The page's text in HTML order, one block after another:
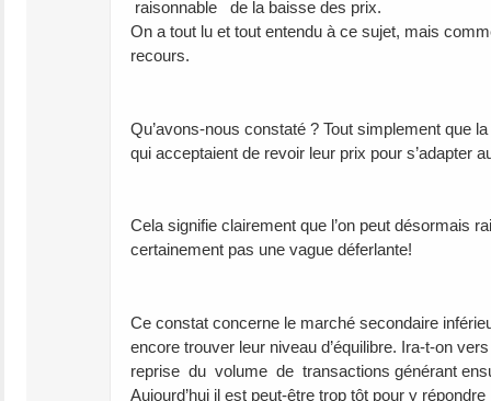
raisonnable de la baisse des prix.
On a tout lu et tout entendu à ce sujet, mais
recours.
Qu’avons-nous constaté ? Tout simplement que
qui acceptaient de revoir leur prix pour s’adapter
Cela signifie clairement que l’on peut désormais
certainement pas une vague déferlante!
Ce constat concerne le marché secondaire
encore trouver leur niveau d’équilibre. Ira-t-on
reprise du volume de transactions générant
Aujourd’hui il est peut-être trop tôt pour y